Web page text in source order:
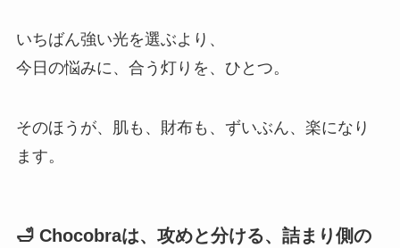
いちばん強い光を選ぶより、
今日の悩みに、合う灯りを、ひとつ。
そのほうが、肌も、財布も、ずいぶん、楽になり
ます。
🛁 Chocobraは、攻めと分ける、詰まり側の